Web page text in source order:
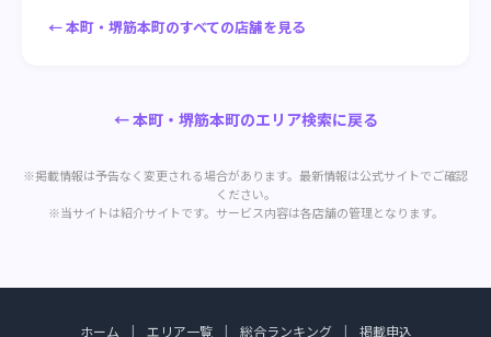
← 本町・堺筋本町のすべての店舗を見る
← 本町・堺筋本町のエリア検索に戻る
※掲載情報は予告なく変更される場合があります。最新情報は公式サイトでご確認
ください。
※当サイトは紹介サイトです。サービス内容は各店舗の管理となります。
ホーム エリア一覧 総合ランキング 掲載申込